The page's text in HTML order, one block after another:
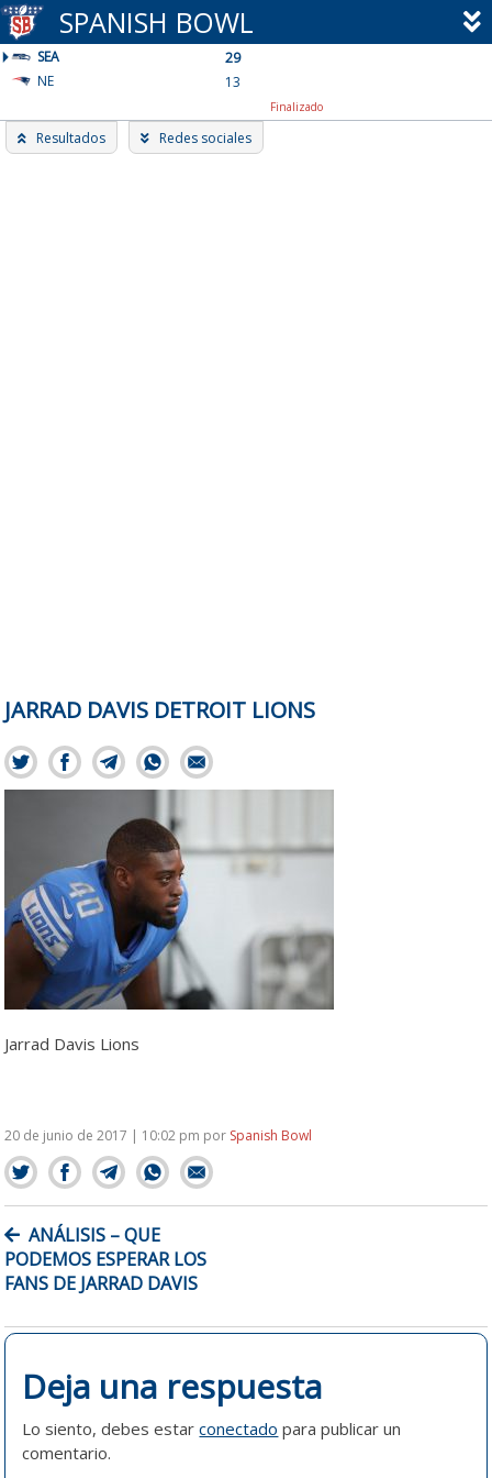
Skip
to
content
SPANISH BOWL
SEA
29
NE
13
Finalizado
Resultados Redes sociales
JARRAD DAVIS DETROIT LIONS
Jarrad Davis Lions
20 de junio de 2017 | 10:02 pm por Spanish Bowl
NAVEGACIÓN
DE
ENTRADAS
ANÁLISIS – QUE
PODEMOS ESPERAR LOS
FANS DE JARRAD DAVIS
Deja una respuesta
Lo siento, debes estarconectado para publicar un
comentario.